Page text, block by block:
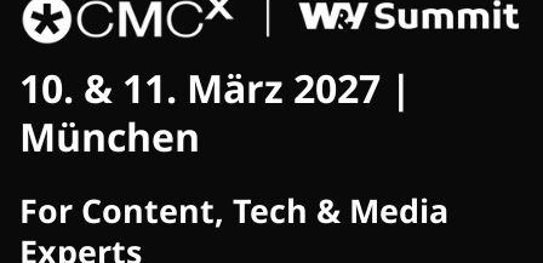
CMCX
10. & 11. März 2027 |
München
For Content, Tech & Media
Experts